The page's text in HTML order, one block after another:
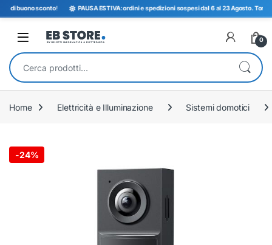
di buono sconto! PAUSA ESTIVA: ordini e spedizioni sospesi dal 6 al 23 Agosto.
Open 0
Cerca:
Home Elettricità e Illuminazione Sistemi domotici
-24%